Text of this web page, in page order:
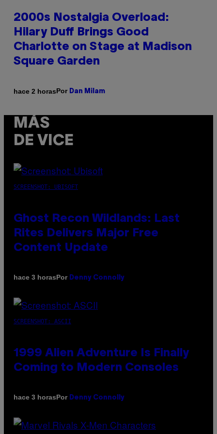
2000s Nostalgia Overload:
Hilary Duff Brings Good
Charlotte on Stage at Madison
Square Garden
hace 2 horasPor Dan Milam
MÁS
DE VICE
SCREENSHOT: UBISOFT
Ghost Recon Wildlands: Last
Rites Delivers Major Free
Content Update
hace 3 horasPor Denny Connolly
SCREENSHOT: ASCII
1999 Alien Adventure Is Finally
Coming to Modern Consoles
hace 3 horasPor Denny Connolly